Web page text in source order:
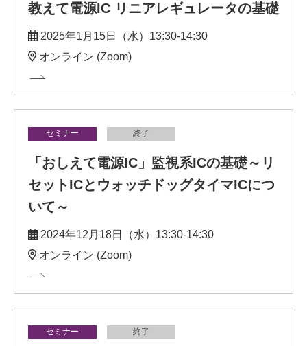
教えて電源IC リニアレギュレータの基礎
2025年1月15日（水）13:30-14:30
オンライン (Zoom)
セミナー 終了
「おしえて電源IC」監視系ICの基礎～リ
セットICとウォッチドッグタイマICにつ
いて～
2024年12月18日（水）13:30-14:30
オンライン (Zoom)
セミナー 終了